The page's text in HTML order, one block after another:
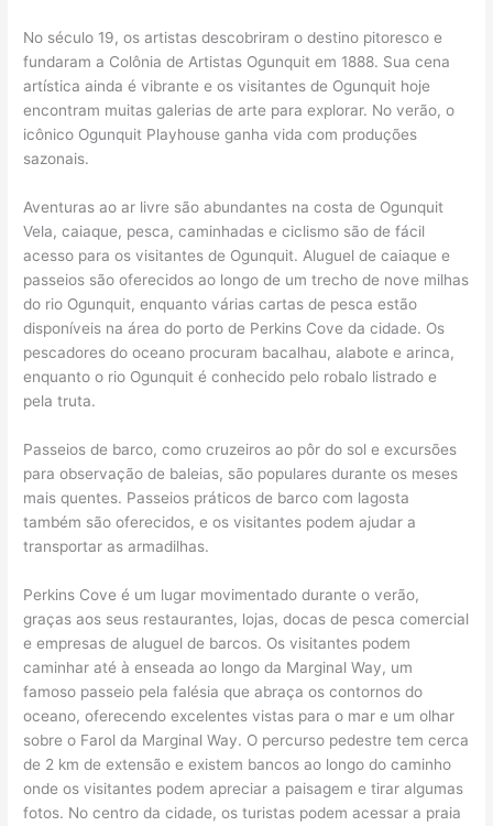
No século 19, os artistas descobriram o destino pitoresco e
fundaram a Colônia de Artistas Ogunquit em 1888. Sua cena
artística ainda é vibrante e os visitantes de Ogunquit hoje
encontram muitas galerias de arte para explorar. No verão, o
icônico Ogunquit Playhouse ganha vida com produções
sazonais.
Aventuras ao ar livre são abundantes na costa de Ogunquit
Vela, caiaque, pesca, caminhadas e ciclismo são de fácil
acesso para os visitantes de Ogunquit. Aluguel de caiaque e
passeios são oferecidos ao longo de um trecho de nove milhas
do rio Ogunquit, enquanto várias cartas de pesca estão
disponíveis na área do porto de Perkins Cove da cidade. Os
pescadores do oceano procuram bacalhau, alabote e arinca,
enquanto o rio Ogunquit é conhecido pelo robalo listrado e
pela truta.
Passeios de barco, como cruzeiros ao pôr do sol e excursões
para observação de baleias, são populares durante os meses
mais quentes. Passeios práticos de barco com lagosta
também são oferecidos, e os visitantes podem ajudar a
transportar as armadilhas.
Perkins Cove é um lugar movimentado durante o verão,
graças aos seus restaurantes, lojas, docas de pesca comercial
e empresas de aluguel de barcos. Os visitantes podem
caminhar até à enseada ao longo da Marginal Way, um
famoso passeio pela falésia que abraça os contornos do
oceano, oferecendo excelentes vistas para o mar e um olhar
sobre o Farol da Marginal Way. O percurso pedestre tem cerca
de 2 km de extensão e existem bancos ao longo do caminho
onde os visitantes podem apreciar a paisagem e tirar algumas
fotos. No centro da cidade, os turistas podem acessar a praia